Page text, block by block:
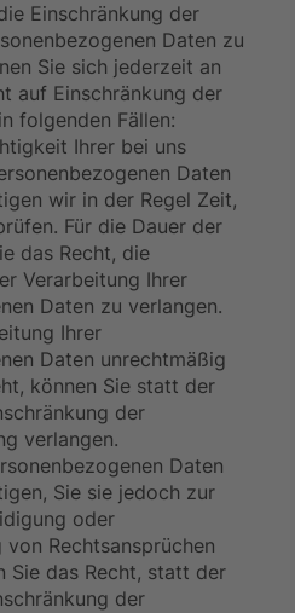
Einschränkung der
Daten zu
Sie sich jederzeit an
auf Einschränkung der
folgenden Fällen:
Ihrer bei uns
Daten
wir in der Regel Zeit,
Für die Dauer der
das Recht, die
Verarbeitung Ihrer
Daten zu verlangen.
Ihrer
Daten unrechtmäßig
können Sie statt der
der
verlangen.
Daten
Sie sie jedoch zur
oder
von Rechtsansprüchen
Sie das Recht, statt der
der